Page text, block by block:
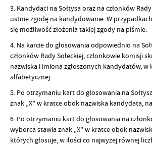
3. Kandydaci na Sołtysa oraz na członków
ustnie zgodę na kandydowanie. W
się możliwość złożenia takiej zgody na piśmie.
4. Na karcie do głosowania odpowiednio na
członków Rady Sołeckiej, członkowie komisji
nazwiska i imiona zgłoszonych kandydatów, w
alfabetycznej.
5. Po otrzymaniu kart do głosowania na
znak „X” w kratce obok nazwiska kandydata,
6. Po otrzymaniu kart do głosowania na
wyborca stawia znak „X” w kratce obok
których głosuje, w ilości co najwyżej równej